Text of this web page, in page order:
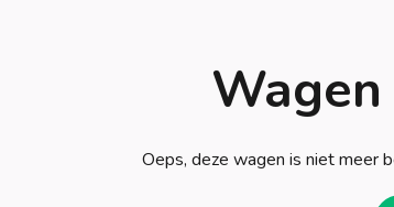
Oeps, deze wagen is niet meer